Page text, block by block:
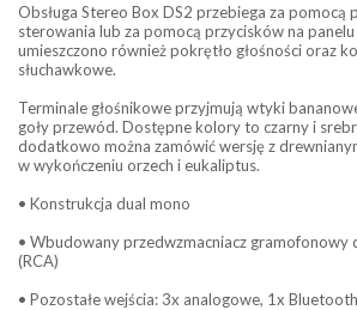
Obsługa Stereo Box DS2 przebiega za pomocą
sterowania lub za pomocą przycisków na
umieszczono również pokrętło głośności oraz
słuchawkowe.
Terminale głośnikowe przyjmują wtyki
goły przewód. Dostępne kolory to czarny i
dodatkowo można zamówić wersję z
w wykończeniu orzech i eukaliptus.
• Konstrukcja dual mono
• Wbudowany przedwzmacniacz gramofonowy
(RCA)
• Pozostałe wejścia: 3x analogowe, 1x Bluetooth